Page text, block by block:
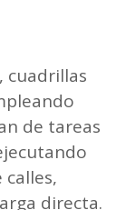
cuadrillas
de tareas
directa.